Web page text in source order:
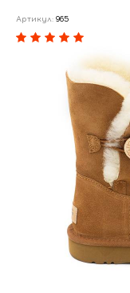
Артикул: 965